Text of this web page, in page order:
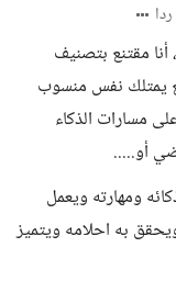
مقتنع بتصنيف
يمتلك نفس منسوب
مسارات الذكاء
أو.....
ومهارته ويعمل
به احلامه ويتميز